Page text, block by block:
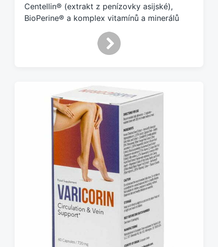
a
g
Centellin® (extrakt z penízovky asijské),
BioPerine® a komplex vitamínů a minerálů